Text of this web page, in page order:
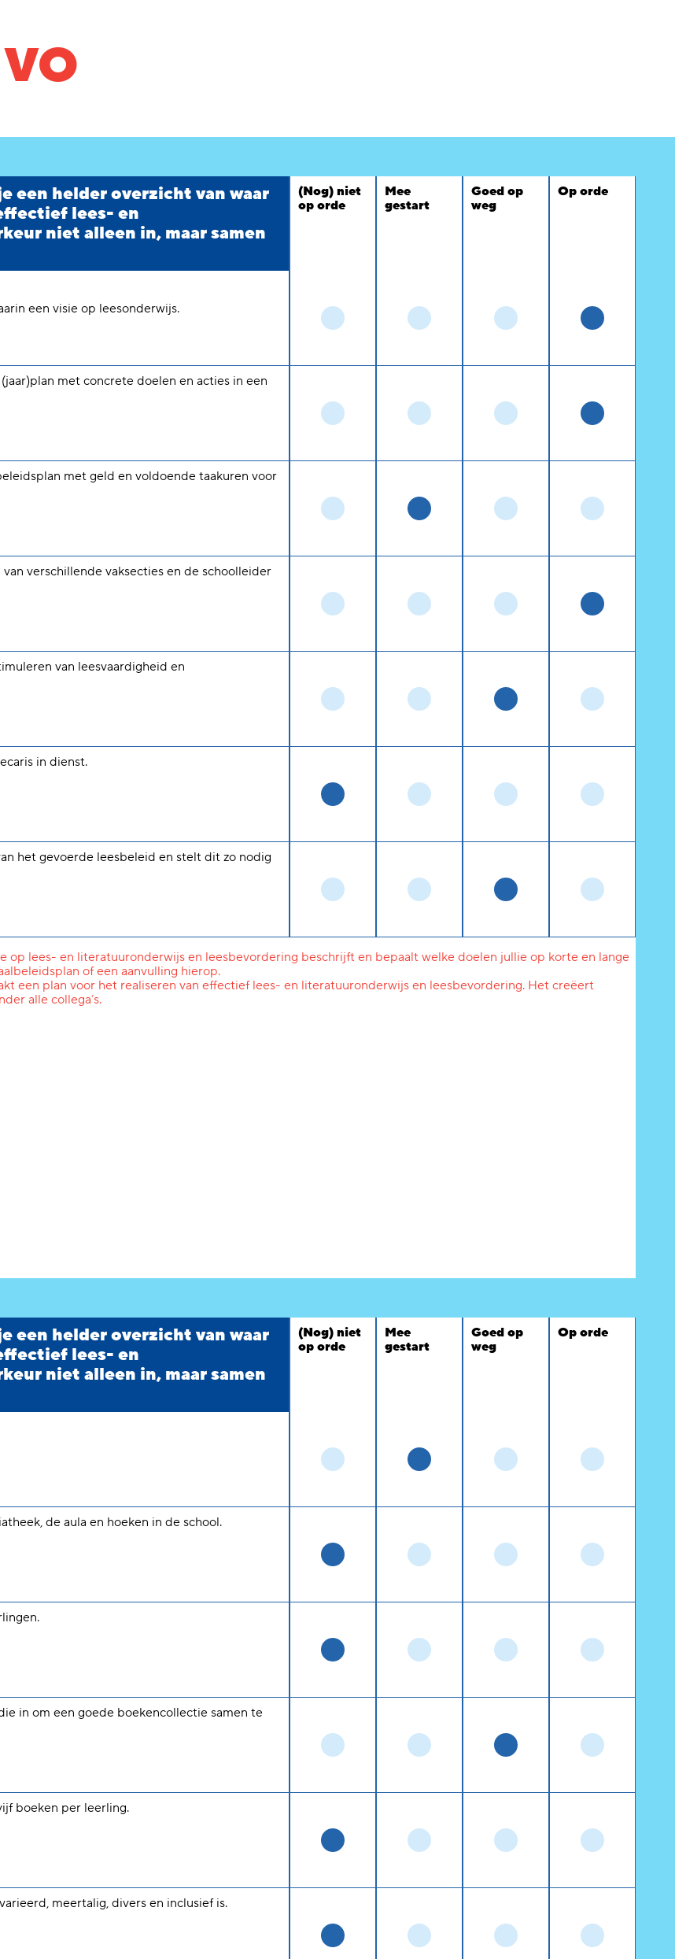
een helder overzicht van waar
lees- en
niet alleen in, maar samen
(Nog) niet
op orde
Mee
gestart
Goed op
weg
Op orde
een visie op leesonderwijs.
met concrete doelen en acties in een
met geld en voldoende taakuren voor
verschillende vaksecties en de schoolleider
van leesvaardigheid en
in dienst.
het gevoerde leesbeleid en stelt dit zo nodig
op lees- en literatuuronderwijs en leesbevordering beschrijft en bepaalt welke doelen jullie op korte en lange
of een aanvulling hierop.
een plan voor het realiseren van effectief lees- en literatuuronderwijs en leesbevordering. Het creëert
alle collega’s.
een helder overzicht van waar
lees- en
niet alleen in, maar samen
(Nog) niet
op orde
Mee
gestart
Goed op
weg
Op orde
de aula en hoeken in de school.
in om een goede boekencollectie samen te
boeken per leerling.
meertalig, divers en inclusief is.